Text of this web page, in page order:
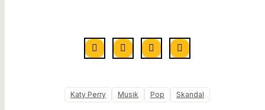
Katy Perry Musik Pop Skandal